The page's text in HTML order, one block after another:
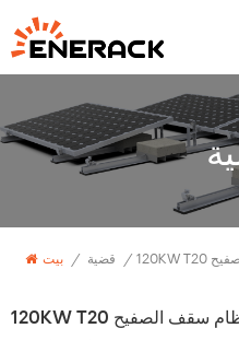
بيت / قضية /
120KW T20 نظام خطاف سقف القرميد ونظام سقف الصفيح